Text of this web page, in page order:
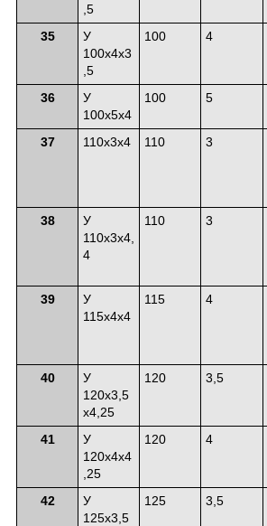
,5
35
У
100х4х3
,5
100 4
36
У
100х5х4
100 5
37
110х3х4 110 3
38
У
110х3х4,
4
110 3
39
У
115х4х4
115 4
40
У
120х3,5
х4,25
120 3,5
41
У
120х4х4
,25
120 4
42
У
125х3,5
125 3,5